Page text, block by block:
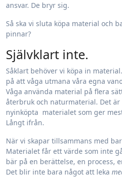
ansvar. De bryr sig.
Så ska vi sluta köpa material och
pinnar?
Självklart inte.
Såklart behöver vi köpa in
på att våga utmana våra egna
Våga använda material på flera
återbruk och naturmaterial. Det
nyinköpta materialet som ger
Långt ifrån.
När vi skapar tillsammans med
Materialet får ett värde som inte
bär på en berättelse, en process,
Det blir inte bara något att leka